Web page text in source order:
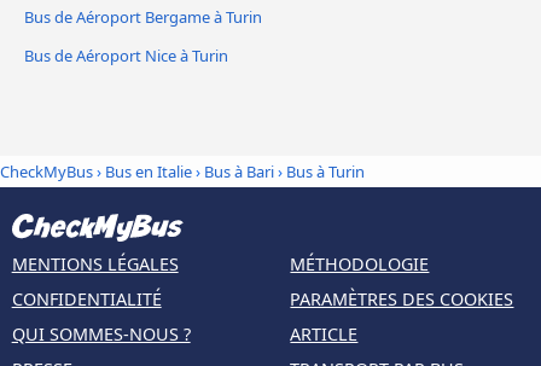
Bus de Aéroport Bergame à Turin
Bus de Aéroport Nice à Turin
CheckMyBus› Bus en Italie› Bus à Bari› Bus à Turin
MENTIONS LÉGALES
CONFIDENTIALITÉ
QUI SOMMES-NOUS ?
MÉTHODOLOGIE
PARAMÈTRES DES COOKIES
ARTICLE